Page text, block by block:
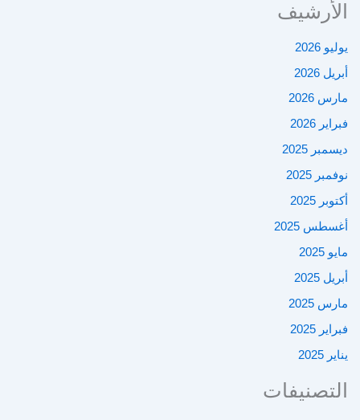
الأرشيف
يوليو 2026
أبريل 2026
مارس 2026
فبراير 2026
ديسمبر 2025
نوفمبر 2025
أكتوبر 2025
أغسطس 2025
مايو 2025
أبريل 2025
مارس 2025
فبراير 2025
يناير 2025
التصنيفات